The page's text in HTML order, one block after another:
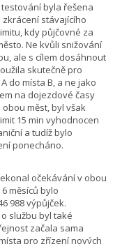
byla řešena
stávajícího
kdy půjčovné za
Ne kvůli snižování
ale s cílem dosáhnout
skutečně pro
do místa B, a ne jako
na dojezdové časy
měst, byl však
15 min vyhodnocen
a tudíž bylo
ponecháno.
očekávání v obou
měsíců bylo
988 výpůjček.
službu byl také
začala sama
pro zřízení nových